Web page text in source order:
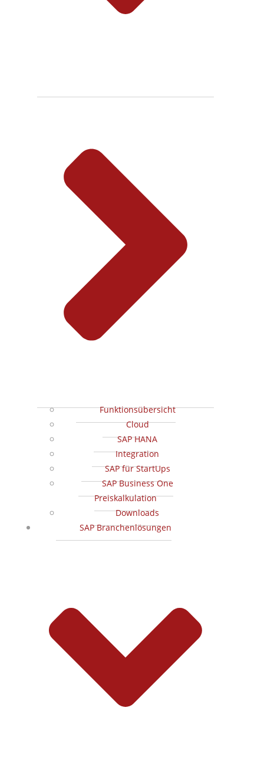
Funktionsübersicht
Cloud
SAP HANA
Integration
SAP für StartUps
SAP Business One
Preiskalkulation
Downloads
SAP Branchenlösungen